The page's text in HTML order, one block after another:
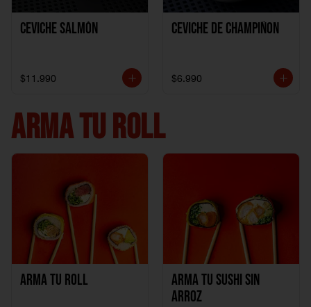
Ceviche Salmón
$11.990
Ceviche de Champiñon
$6.990
ARMA TU ROLL
Arma Tu Roll
Arma tu Sushi sin
Arroz